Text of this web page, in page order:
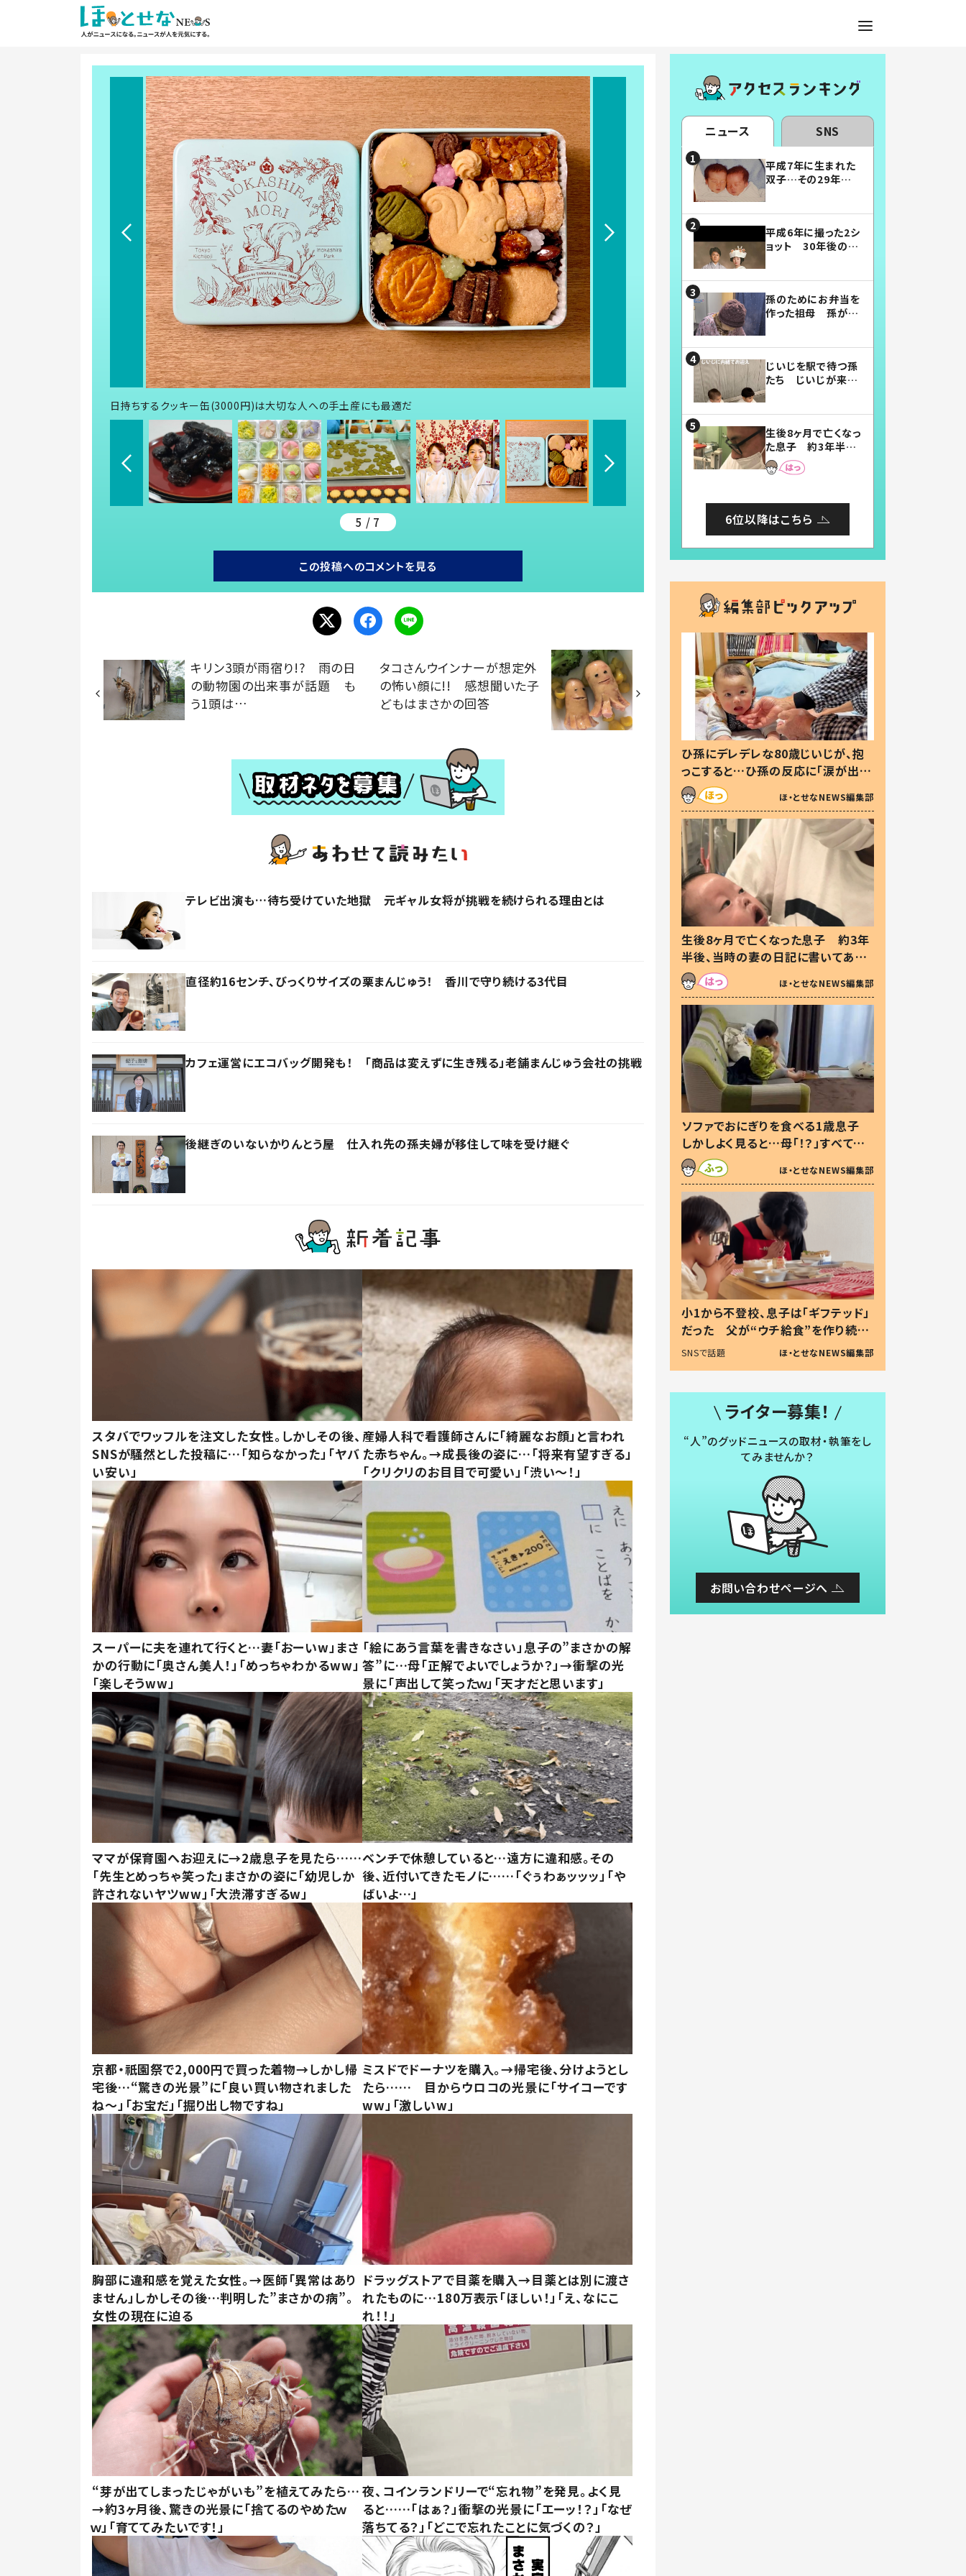
日持ちするクッキー缶(3000円)は大切な人への手土産にも最適だ
5 / 7
この投稿へのコメントを見る
キリン3頭が雨宿り!? 雨の日
の動物園の出来事が話題 も
う1頭は…
タコさんウインナーが想定外
の怖い顔に!! 感想聞いた子
どもはまさかの回答
テレビ出演も…待ち受けていた地獄 元ギャル女将が挑戦を続けられる理由とは
直径約16センチ、びっくりサイズの栗まんじゅう！ 香川で守り続ける3代目
カフェ運営にエコバッグ開発も！ 「商品は変えずに生き残る」老舗まんじゅう会社の挑戦
後継ぎのいないかりんとう屋 仕入れ先の孫夫婦が移住して味を受け継ぐ
スタバでワッフルを注文した女性。しかしその後、
SNSが騒然とした投稿に…「知らなかった」「ヤバ
い安い」
産婦人科で看護師さんに「綺麗なお顔」と言われ
た赤ちゃん。→成長後の姿に…「将来有望すぎる」
「クリクリのお目目で可愛い」「渋い～！」
スーパーに夫を連れて行くと…妻「おーいw」まさ
かの行動に「奥さん美人！」「めっちゃわかるww」
「楽しそうww」
「絵にあう言葉を書きなさい」息子の”まさかの解
答”に…母「正解でよいでしょうか？」→衝撃の光
景に「声出して笑ったｗ」「天才だと思います」
ママが保育園へお迎えに→2歳息子を見たら……
「先生とめっちゃ笑った」まさかの姿に「幼児しか
許されないヤツww」「大渋滞すぎるw」
ベンチで休憩していると…遠方に違和感。その
後、近付いてきたモノに……「ぐぅわぁッッッ」「や
ばいよ…」
京都・祇園祭で2,000円で買った着物→しかし帰
宅後…“驚きの光景”に「良い買い物されました
ね～」「お宝だ」「掘り出し物ですね」
ミスドでドーナツを購入。→帰宅後、分けようとし
たら…… 目からウロコの光景に「サイコーです
ww」「激しいw」
胸部に違和感を覚えた女性。→医師「異常はあり
ません」しかしその後…判明した”まさかの病”。
女性の現在に迫る
ドラッグストアで目薬を購入→目薬とは別に渡さ
れたものに…180万表示「ほしい！」「え、なにこ
れ！！」
“芽が出てしまったじゃがいも”を植えてみたら…
→約3ヶ月後、驚きの光景に「捨てるのやめたｗ
ｗ」「育ててみたいです！」
夜、コインランドリーで“忘れ物”を発見。よく見
ると……「はぁ？」衝撃の光景に「エーッ！？」「なぜ
落ちてる？」「どこで忘れたことに気づくの？」
ニュース SNS
平成7年に生まれた
双子…その29年後
平成6年に撮った2シ
ョット 30年後の姿
孫のためにお弁当を
作った祖母 孫が絶
じいじを駅で待つ孫
たち じいじが来た
まらない」「幸せにな
れる」
生後8ヶ月で亡くなっ
た息子 約3年半
後、当時の妻の日記
に書いてあった本音
6位以降はこちら
ひ孫にデレデレな80歳じいじが、抱
っこすると…ひ孫の反応に「涙が出ま
した」「可愛くて仕方ない」
ほ・とせなNEWS編集部
生後8ヶ月で亡くなった息子 約3年
半後、当時の妻の日記に書いてあっ
た本音とは
ほ・とせなNEWS編集部
ソファでおにぎりを食べる1歳息子
しかしよく見ると…母「！？」すべてを
察した母の投稿に「可愛いから許
す！」「現行犯〜」
ほ・とせなNEWS編集部
小1から不登校、息子は「ギフテッド」
だった 父が“ウチ給食”を作り続け
る理由とは #令和の親 #令和の子
SNSで話題 ほ・とせなNEWS編集部
ライター募集！
“人”のグッドニュースの取材・執筆をし
てみませんか？
お問い合わせページへ